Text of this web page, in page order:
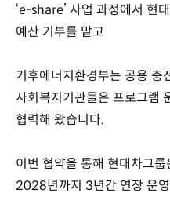
‘e-share’ 사업 과정에서 현
예산 기부를 맡고
기후에너지환경부는 공용 충
사회복지기관들은 프로그램
협력해 왔습니다.
이번 협약을 통해 현대차그
2028년까지 3년간 연장 운